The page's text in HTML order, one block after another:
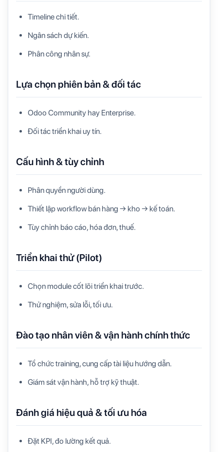
Timeline chi tiết.
Ngân sách dự kiến.
Phân công nhân sự.
Lựa chọn phiên bản & đối tác
Odoo Community hay Enterprise.
Đối tác triển khai uy tín.
Cấu hình & tùy chỉnh
Phân quyền người dùng.
Thiết lập workflow bán hàng → kho → kế toán.
Tùy chỉnh báo cáo, hóa đơn, thuế.
Triển khai thử (Pilot)
Chọn module cốt lõi triển khai trước.
Thử nghiệm, sửa lỗi, tối ưu.
Đào tạo nhân viên & vận hành chính thức
Tổ chức training, cung cấp tài liệu hướng dẫn.
Giám sát vận hành, hỗ trợ kỹ thuật.
Đánh giá hiệu quả & tối ưu hóa
Đặt KPI, đo lường kết quả.